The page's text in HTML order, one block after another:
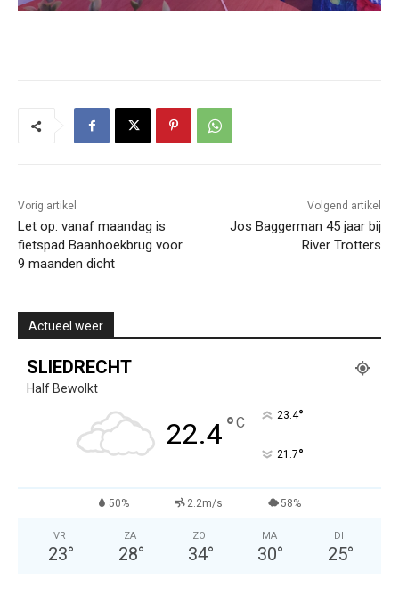
Vorig artikel
Let op: vanaf maandag is
fietspad Baanhoekbrug voor
9 maanden dicht
Volgend artikel
Jos Baggerman 45 jaar bij
River Trotters
Actueel weer
SLIEDRECHT
Half Bewolkt
22.4°C 23.4°
21.7°
50% 2.2m/s 58%
VR
23°
ZA
28°
ZO
34°
MA
30°
DI
25°